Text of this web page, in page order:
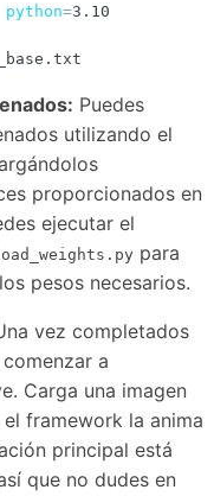
python=
Puedes
utilizando el
proporcionados en
ejecutar el
para
pesos necesarios.
vez completados
a
Carga una imagen
framework la anima
principal está
que no dudes en